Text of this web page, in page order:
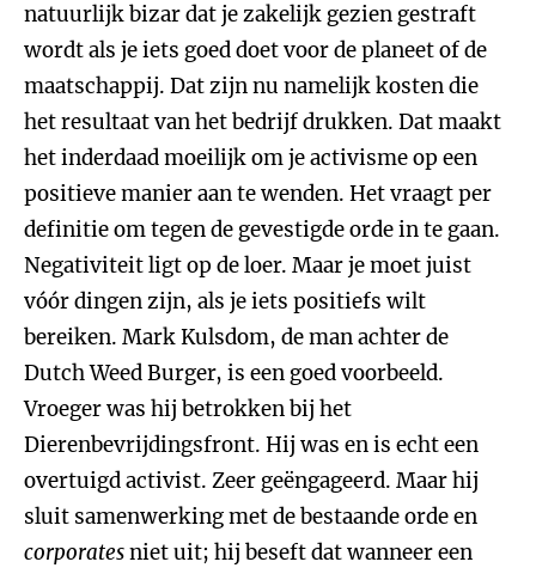
natuurlijk bizar dat je zakelijk gezien gestraft
wordt als je iets goed doet voor de planeet of de
maatschappij. Dat zijn nu namelijk kosten die
het resultaat van het bedrijf drukken. Dat maakt
het inderdaad moeilijk om je activisme op een
positieve manier aan te wenden. Het vraagt per
definitie om tegen de gevestigde orde in te gaan.
Negativiteit ligt op de loer. Maar je moet juist
vóór dingen zijn, als je iets positiefs wilt
bereiken. Mark Kulsdom, de man achter de
Dutch Weed Burger, is een goed voorbeeld.
Vroeger was hij betrokken bij het
Dierenbevrijdingsfront. Hij was en is echt een
overtuigd activist. Zeer geëngageerd. Maar hij
sluit samenwerking met de bestaande orde en
corporatesniet uit; hij beseft dat wanneer een